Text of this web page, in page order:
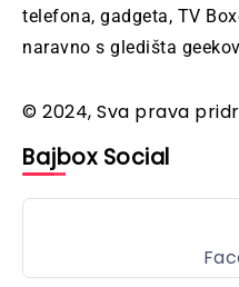
telefona, gadgeta, TV
naravno s gledišta
© 2024, Sva prava
Bajbox Social